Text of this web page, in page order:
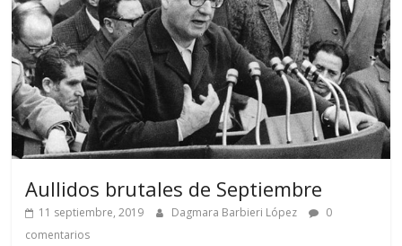
Aullidos brutales de Septiembre
11 septiembre, 2019 Dagmara Barbieri López
0
comentarios